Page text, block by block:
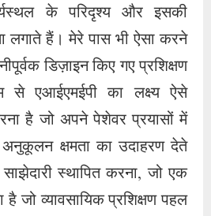
के परिदृश्य और इसकी
लगाते हैं। मेरे पास भी ऐसा करने
डिज़ाइन किए गए प्रशिक्षण
से एआईएमईपी का लक्ष्य ऐसे
है जो अपने पेशेवर प्रयासों में
क्षमता का उदाहरण देते
स्थापित करना, जो एक
है जो व्यावसायिक प्रशिक्षण पहल